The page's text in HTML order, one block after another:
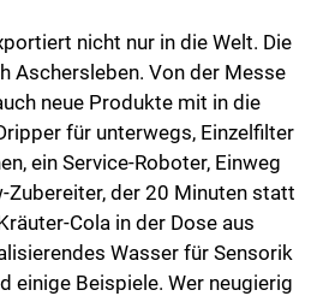
nicht nur in die Welt. Die
Aschersleben. Von der Messe
neue Produkte mit in die
für unterwegs, Einzelfilter
ein Service-Roboter, Einweg
Zubereiter, der 20 Minuten statt
Cola in der Dose aus
Wasser für Sensorik
einige Beispiele. Wer neugierig